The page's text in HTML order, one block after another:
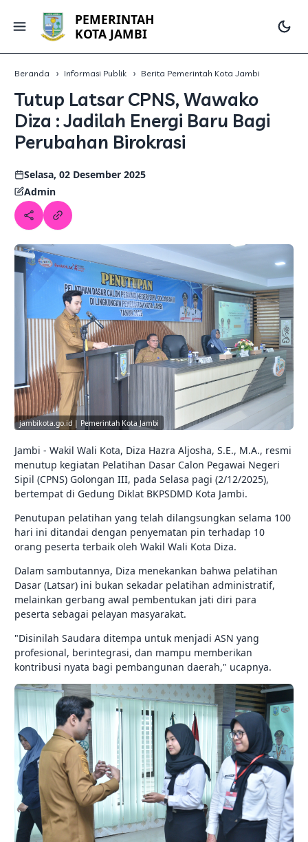
PEMERINTAH
KOTA JAMBI
Beranda Informasi Publik Berita Pemerintah Kota Jambi
Tutup Latsar CPNS, Wawako
Diza : Jadilah Energi Baru Bagi
Perubahan Birokrasi
Selasa, 02 Desember 2025
Admin
jambikota.go.id | Pemerintah Kota Jambi
Jambi - Wakil Wali Kota, Diza Hazra Aljosha, S.E., M.A., resmi
menutup kegiatan Pelatihan Dasar Calon Pegawai Negeri
Sipil (CPNS) Golongan III, pada Selasa pagi (2/12/2025),
bertempat di Gedung Diklat BKPSDMD Kota Jambi.
Penutupan pelatihan yang telah dilangsungkan selama 100
hari ini ditandai dengan penyematan pin terhadap 10
orang peserta terbaik oleh Wakil Wali Kota Diza.
Dalam sambutannya, Diza menekankan bahwa pelatihan
Dasar (Latsar) ini bukan sekadar pelatihan administratif,
melainkan gerbang awal pembentukan jati diri para
peserta sebagai pelayan masyarakat.
"Disinilah Saudara ditempa untuk menjadi ASN yang
profesional, berintegrasi, dan mampu memberikan
kontribusi nyata bagi pembangunan daerah," ucapnya.